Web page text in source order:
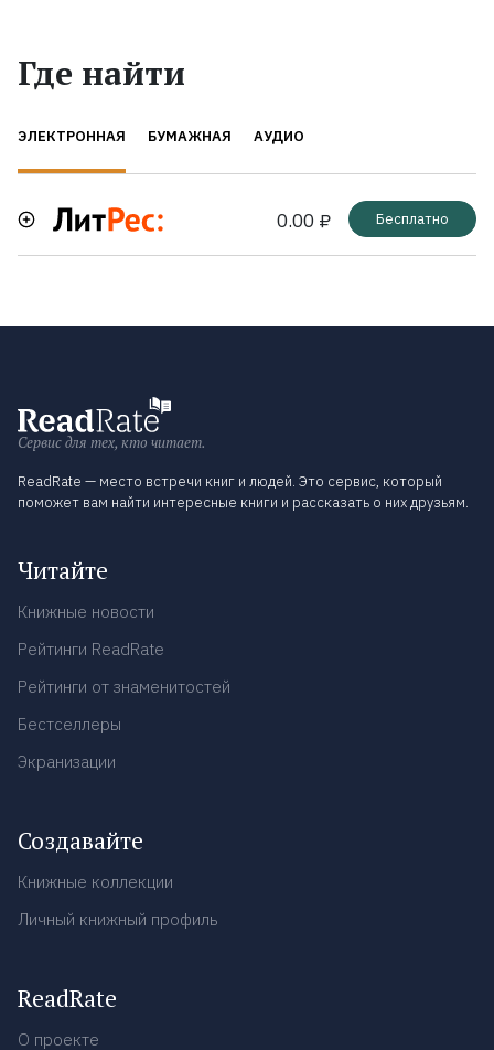
Где найти
ЭЛЕКТРОННАЯ БУМАЖНАЯ АУДИО
0.00 ₽ Бесплатно
Сервис для тех, кто читает.
ReadRate — место встречи книг и людей. Это сервис, который
поможет вам найти интересные книги и рассказать о них друзьям.
Читайте
Книжные новости
Рейтинги ReadRate
Рейтинги от знаменитостей
Бестселлеры
Экранизации
Создавайте
Книжные коллекции
Личный книжный профиль
ReadRate
О проекте